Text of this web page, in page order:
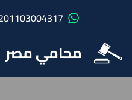
محامي مصر